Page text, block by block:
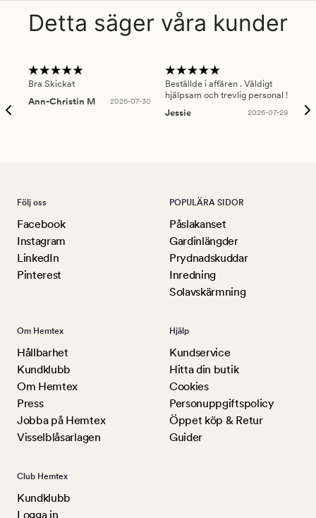
Detta säger våra kunder
Bra Skickat
Ann-Christin M
2026-07-30
Beställde i affären . Väldigt
hjälpsam och trevlig personal !
Jessie
2026-07-29
Följ oss
Facebook
Instagram
LinkedIn
Pinterest
POPULÄRA SIDOR
Påslakanset
Gardinlängder
Prydnadskuddar
Inredning
Solavskärmning
Om Hemtex
Hållbarhet
Kundklubb
Om Hemtex
Press
Jobba på Hemtex
Visselblåsarlagen
Hjälp
Kundservice
Hitta din butik
Cookies
Personuppgiftspolicy
Öppet köp & Retur
Guider
Club Hemtex
Kundklubb
Logga in